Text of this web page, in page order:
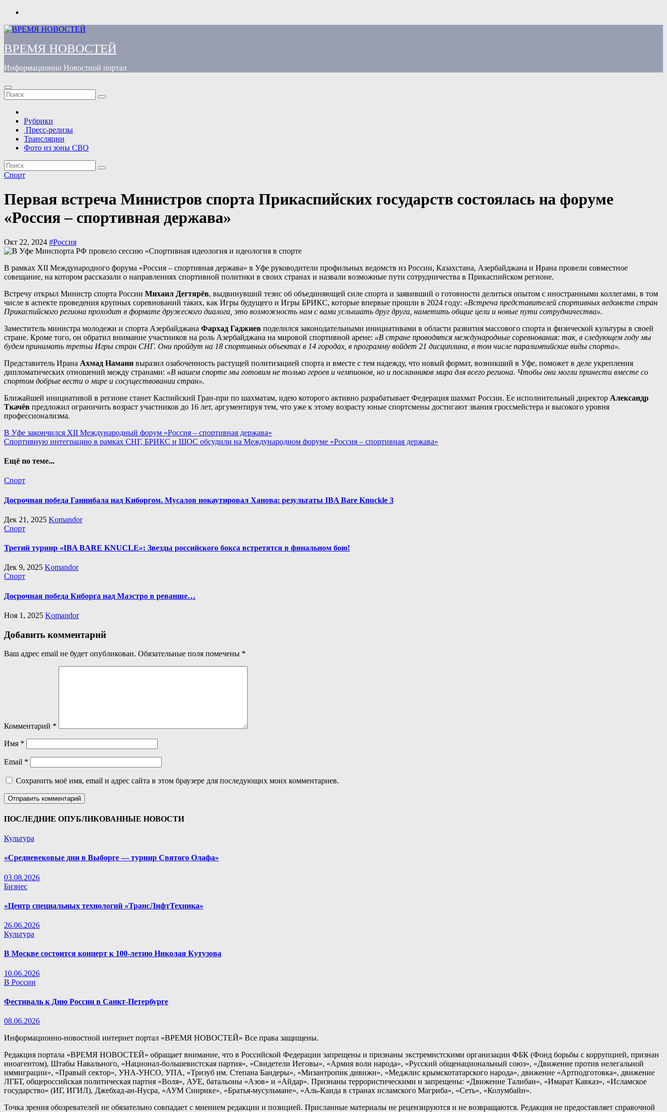
Перейти
содержимому
ВРЕМЯ НОВОСТЕЙ
Информационно Новостной портал
Рубрики
Пресс-релизы
Трансляции
Фото из зоны СВО
Спорт
Первая встреча Министров спорта Прикаспийских государств состоялась на форуме
«Россия – спортивная держава»
Окт 22, 2024 #Россия
В рамках XII Международного форума «Россия – спортивная держава» в Уфе руководители профильных ведомств из России, Казахстана, Азербайджана и Ирана провели совместное
совещание, на котором рассказали о направлениях спортивной политики в своих странах и назвали возможные пути сотрудничества в Прикаспийском регионе.
Встречу открыл Министр спорта России Михаил Дегтярёв, выдвинувший тезис об объединяющей силе спорта и заявивший о готовности делиться опытом с иностранными коллегами, в том
числе в аспекте проведения крупных соревнований таких, как Игры будущего и Игры БРИКС, которые впервые прошли в 2024 году: «Встреча представителей спортивных ведомств стран
Прикаспийского региона проходит в формате дружеского диалога, это возможность нам с вами услышать друг друга, наметить общие цели и новые пути сотрудничества».
Заместитель министра молодежи и спорта Азербайджана Фархад Гаджиев поделился законодательными инициативами в области развития массового спорта и физической культуры в своей
стране. Кроме того, он обратил внимание участников на роль Азербайджана на мировой спортивной арене: «В стране проводятся международные соревнования: так, в следующем году мы
будем принимать третьи Игры стран СНГ. Они пройдут на 18 спортивных объектах в 14 городах, в программу войдет 21 дисциплина, в том числе паралимпийские виды спорта».
Представитель Ирана Ахмад Намани выразил озабоченность растущей политизацией спорта и вместе с тем надежду, что новый формат, возникший в Уфе, поможет в деле укрепления
дипломатических отношений между странами: «В нашем спорте мы готовим не только героев и чемпионов, но и посланников мира для всего региона. Чтобы они могли принести вместе со
спортом добрые вести о мире и сосуществовании стран».
Ближайшей инициативой в регионе станет Каспийский Гран-при по шахматам, идею которого активно разрабатывает Федерация шахмат России. Ее исполнительный директор Александр
Ткачёв предложил ограничить возраст участников до 16 лет, аргументируя тем, что уже к этому возрасту юные спортсмены достигают звания гроссмейстера и высокого уровня
профессионализма.
Навигация
по
записям
В Уфе закончился XII Международный форум «Россия – спортивная держава»
Спортивную интеграцию в рамках СНГ, БРИКС и ШОС обсудили на Международном форуме «Россия – спортивная держава»
Ещё по теме...
Спорт
Досрочная победа Ганнибала над Киборгом. Мусалов нокаутировал Ханова: результаты IBA Bare Knuckle 3
Дек 21, 2025 Komandor
Спорт
Третий турнир «IBA BARE KNUCLE»: Звезды российского бокса встретятся в финальном бою!
Дек 9, 2025 Komandor
Спорт
Досрочная победа Киборга над Маэстро в реванше…
Ноя 1, 2025 Komandor
Добавить комментарий
Ваш адрес email не будет опубликован. Обязательные поля помечены *
Комментарий *
Имя *
Email *
Сохранить моё имя, email и адрес сайта в этом браузере для последующих моих комментариев.
ПОСЛЕДНИЕ ОПУБЛИКОВАННЫЕ НОВОСТИ
Культура
«Средневековые дни в Выборге — турнир Святого Олафа»
03.08.2026
Бизнес
«Центр специальных технологий «ТрансЛифтТехника»
26.06.2026
Культура
В Москве состоится концерт к 100-летию Николая Кутузова
10.06.2026
В России
Фестиваль к Дню России в Санкт-Петербурге
08.06.2026
Информационно-новостной интернет портал «ВРЕМЯ НОВОСТЕЙ» Все права защищены.
Редакция портала «ВРЕМЯ НОВОСТЕЙ» обращает внимание, что в Российской Федерации запрещены и признаны экстремистскими организации ФБК (Фонд борьбы с коррупцией, признан
иноагентом), Штабы Навального, «Национал-большевистская партия», «Свидетели Иеговы», «Армия воли народа», «Русский общенациональный союз», «Движение против нелегальной
иммиграции», «Правый сектор», УНА-УНСО, УПА, «Тризуб им. Степана Бандеры», «Мизантропик дивижн», «Меджлис крымскотатарского народа», движение «Артподготовка», движение
ЛГБТ, общероссийская политическая партия «Воля», АУЕ, батальоны «Азов» и «Айдар». Признаны террористическими и запрещены: «Движение Талибан», «Имарат Кавказ», «Исламское
государство» (ИГ, ИГИЛ), Джебхад-ан-Нусра, «АУМ Синрике», «Братья-мусульмане», «Аль-Каида в странах исламского Магриба», «Сеть», «Колумбайн».
Точка зрения обозревателей не обязательно совпадает с мнением редакции и позицией. Присланные материалы не рецензируются и не возвращаются. Редакция не предоставляет справочной